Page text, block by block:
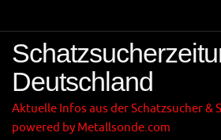
Inhalt
springen
Deutschland
Aktuelle Infos aus der Schatzsucher &
powered by Metallsonde.com